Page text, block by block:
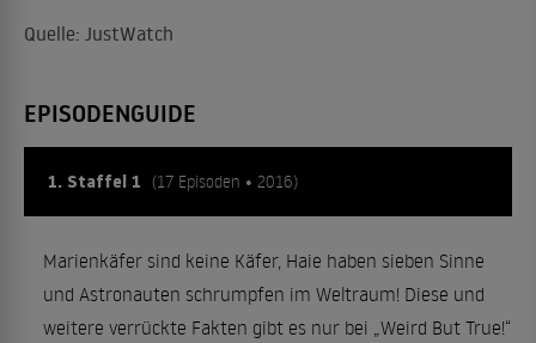
Quelle: JustWatch
EPISODENGUIDE
1. Staffel 1 (17 Episoden • 2016)
Marienkäfer sind keine Käfer, Haie haben sieben Sinne
und Astronauten schrumpfen im Weltraum! Diese und
weitere verrückte Fakten gibt es nur bei „Weird But True!“